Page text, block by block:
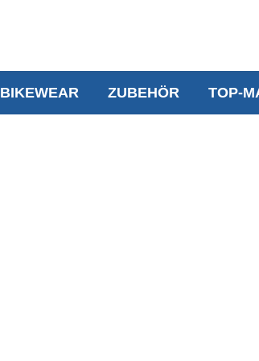
BIKEWEAR ZUBEHÖR TOP-